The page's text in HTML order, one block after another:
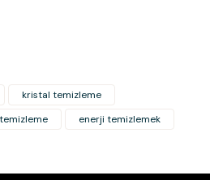
kristal temizleme
enerji temizlemek